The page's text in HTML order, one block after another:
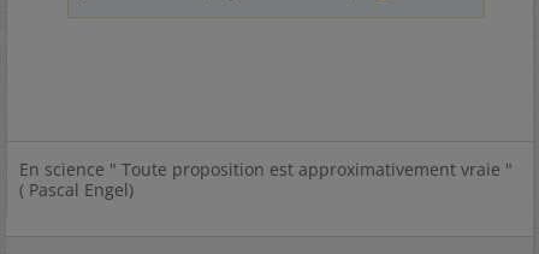
En science " Toute proposition est approximativement vraie "
( Pascal Engel)